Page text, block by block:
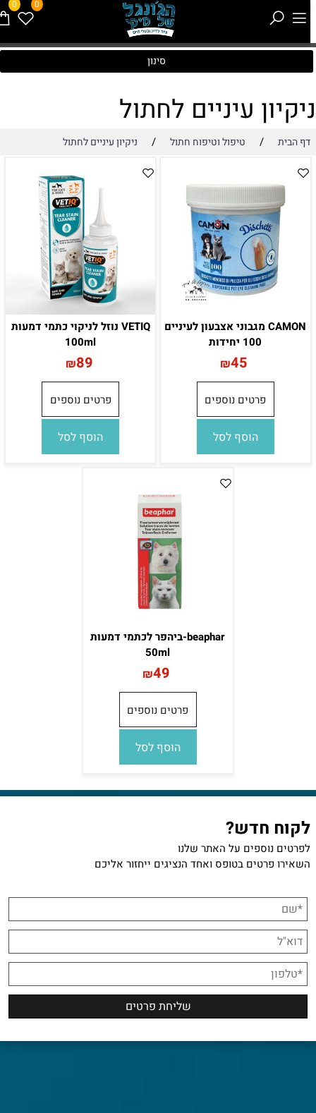
0 0
סינון
עיניים לחתול
דף הבית / טיפול וטיפוח חתול / ניקיון עיניים לחתול
CAMON מגבוני אצבעון לעיניים
100 יחידות
₪45
פרטים נוספים
הוסף לסל
VETIQ נוזל לניקוי כתמי דמעות
100ml
₪89
פרטים נוספים
הוסף לסל
beaphar-ביהפר לכתמי דמעות
50ml
₪49
פרטים נוספים
הוסף לסל
לקוח חדש?
לפרטים נוספים על האתר שלנו
השאירו פרטים בטופס ואחד הנציגים ייחזור אליכם